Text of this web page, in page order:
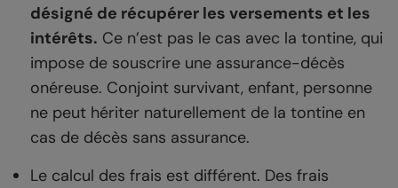
désigné de récupérer les versements et les
intérêts. Ce n’est pas le cas avec la tontine, qui
impose de souscrire une assurance-décès
onéreuse. Conjoint survivant, enfant, personne
ne peut hériter naturellement de la tontine en
cas de décès sans assurance.
Le calcul des frais est différent. Des frais